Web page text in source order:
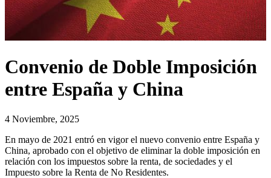
Convenio de Doble Imposición
entre España y China
4 Noviembre, 2025
En mayo de 2021 entró en vigor el nuevo convenio entre España y
China, aprobado con el objetivo de eliminar la doble imposición en
relación con los impuestos sobre la renta, de sociedades y el
Impuesto sobre la Renta de No Residentes.